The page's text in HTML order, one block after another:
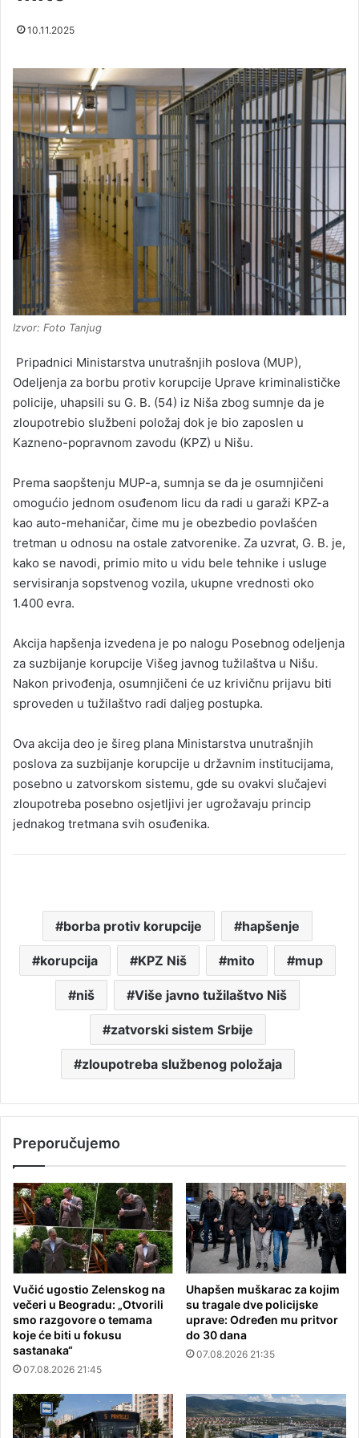
10.11.2025
Izvor: Foto Tanjug
Pripadnici Ministarstva unutrašnjih poslova (MUP),
Odeljenja za borbu protiv korupcije Uprave kriminalističke
policije, uhapsili su G. B. (54) iz Niša zbog sumnje da je
zloupotrebio službeni položaj dok je bio zaposlen u
Kazneno-popravnom zavodu (KPZ) u Nišu.
Prema saopštenju MUP-a, sumnja se da je osumnjičeni
omogućio jednom osuđenom licu da radi u garaži KPZ-a
kao auto-mehaničar, čime mu je obezbedio povlašćen
tretman u odnosu na ostale zatvorenike. Za uzvrat, G. B. je,
kako se navodi, primio mito u vidu bele tehnike i usluge
servisiranja sopstvenog vozila, ukupne vrednosti oko
1.400 evra.
Akcija hapšenja izvedena je po nalogu Posebnog odeljenja
za suzbijanje korupcije Višeg javnog tužilaštva u Nišu.
Nakon privođenja, osumnjičeni će uz krivičnu prijavu biti
sproveden u tužilaštvo radi daljeg postupka.
Ova akcija deo je šireg plana Ministarstva unutrašnjih
poslova za suzbijanje korupcije u državnim institucijama,
posebno u zatvorskom sistemu, gde su ovakvi slučajevi
zloupotreba posebno osjetljivi jer ugrožavaju princip
jednakog tretmana svih osuđenika.
borba protiv korupcije hapšenje
korupcija KPZ Niš mito mup
niš Više javno tužilaštvo Niš
zatvorski sistem Srbije
zloupotreba službenog položaja
Preporučujemo
Vučić ugostio Zelenskog na
večeri u Beogradu: „Otvorili
smo razgovore o temama
koje će biti u fokusu
sastanaka“
07.08.2026 21:45
Uhapšen muškarac za kojim
su tragale dve policijske
uprave: Određen mu pritvor
do 30 dana
07.08.2026 21:35